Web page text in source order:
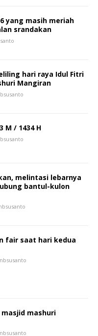
yang masih meriah
srandakan
hari raya Idul Fitri
Mangiran
M / 1434 H
melintasi lebarnya
bantul-kulon
fair saat hari kedua
nbsusanto
mashuri
nbsusanto